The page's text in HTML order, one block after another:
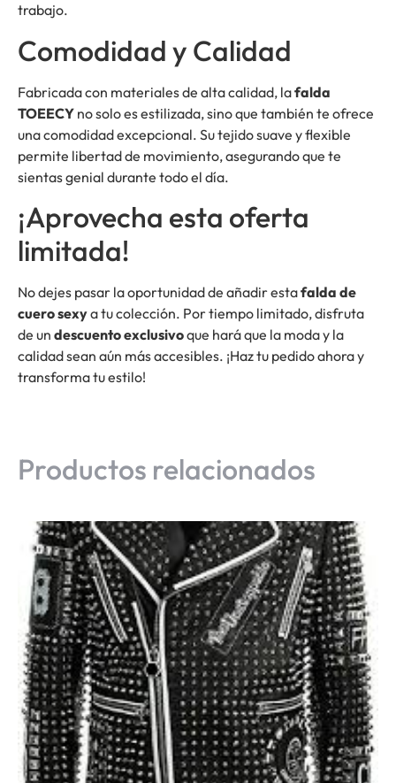
trabajo.
Comodidad y Calidad
Fabricada con materiales de alta calidad, lafalda
TOEECY no solo es estilizada, sino que también te ofrece
una comodidad excepcional. Su tejido suave y flexible
permite libertad de movimiento, asegurando que te
sientas genial durante todo el día.
¡Aprovecha esta oferta
limitada!
No dejes pasar la oportunidad de añadir estafalda de
cuero sexya tu colección. Por tiempo limitado, disfruta
de un descuento exclusivoque hará que la moda y la
calidad sean aún más accesibles. ¡Haz tu pedido ahora y
transforma tu estilo!
Productos relacionados